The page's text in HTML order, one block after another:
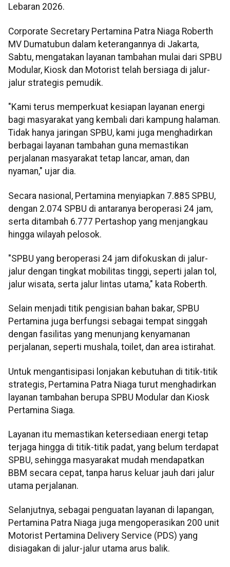
Lebaran 2026.
Corporate Secretary Pertamina Patra Niaga Roberth
MV Dumatubun dalam keterangannya di Jakarta,
Sabtu, mengatakan layanan tambahan mulai dari SPBU
Modular, Kiosk dan Motorist telah bersiaga di jalur-
jalur strategis pemudik.
"Kami terus memperkuat kesiapan layanan energi
bagi masyarakat yang kembali dari kampung halaman.
Tidak hanya jaringan SPBU, kami juga menghadirkan
berbagai layanan tambahan guna memastikan
perjalanan masyarakat tetap lancar, aman, dan
nyaman," ujar dia.
Secara nasional, Pertamina menyiapkan 7.885 SPBU,
dengan 2.074 SPBU di antaranya beroperasi 24 jam,
serta ditambah 6.777 Pertashop yang menjangkau
hingga wilayah pelosok.
"SPBU yang beroperasi 24 jam difokuskan di jalur-
jalur dengan tingkat mobilitas tinggi, seperti jalan tol,
jalur wisata, serta jalur lintas utama," kata Roberth.
Selain menjadi titik pengisian bahan bakar, SPBU
Pertamina juga berfungsi sebagai tempat singgah
dengan fasilitas yang menunjang kenyamanan
perjalanan, seperti mushala, toilet, dan area istirahat.
Untuk mengantisipasi lonjakan kebutuhan di titik-titik
strategis, Pertamina Patra Niaga turut menghadirkan
layanan tambahan berupa SPBU Modular dan Kiosk
Pertamina Siaga.
Layanan itu memastikan ketersediaan energi tetap
terjaga hingga di titik-titik padat, yang belum terdapat
SPBU, sehingga masyarakat mudah mendapatkan
BBM secara cepat, tanpa harus keluar jauh dari jalur
utama perjalanan.
Selanjutnya, sebagai penguatan layanan di lapangan,
Pertamina Patra Niaga juga mengoperasikan 200 unit
Motorist Pertamina Delivery Service (PDS) yang
disiagakan di jalur-jalur utama arus balik.